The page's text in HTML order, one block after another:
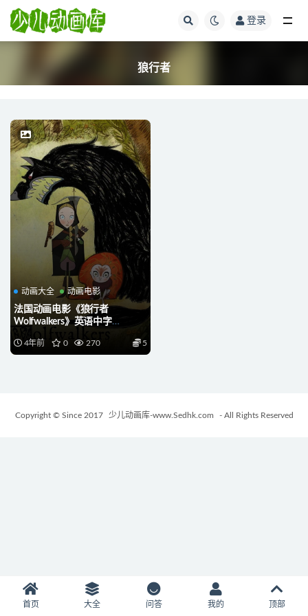
登录
狼行者
动画大全 动画电影
法国动画电影《狼行者
Wolfwalkers》英语中字
者下载
4年前 0 270 5
Copyright © Since 2017 少儿动画库-www.Sedhk.com - All Rights Reserved
首页 大全 问答 我的 顶部